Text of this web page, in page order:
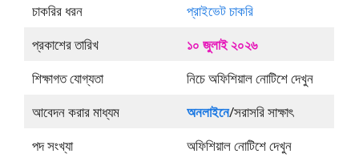
চাকরির ধরন
প্রাইভেট চাকরি
প্রকাশের তারিখ
১০ জুলাই ২০২৬
শিক্ষাগত যোগ্যতা
নিচে অফিশিয়াল নোটিশে দেখুন
আবেদন করার মাধ্যম
অনলাইনে/সরাসরি সাক্ষাৎ
পদ সংখ্যা
অফিশিয়াল নোটিশে দেখুন